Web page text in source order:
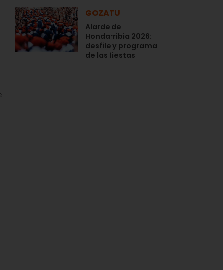
GOZATU
Alarde de
Hondarribia 2026:
desfile y programa
de las fiestas